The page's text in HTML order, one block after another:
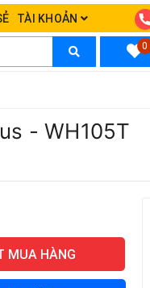
TÀI KHOẢN
0
- WH105T
MUA HÀNG